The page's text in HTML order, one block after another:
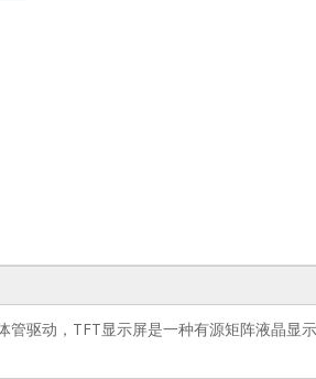
驱动，TFT显示屏是一种有源矩阵液晶显示